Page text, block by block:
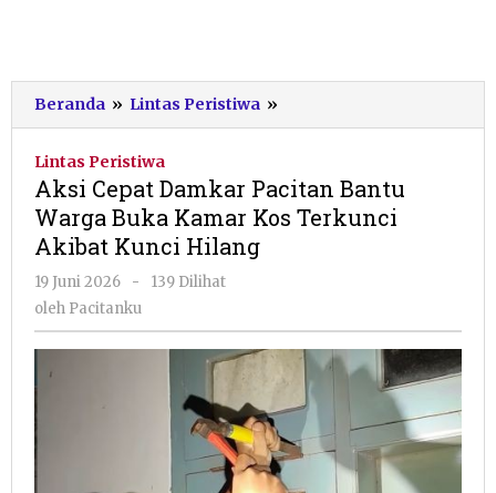
Beranda » Lintas Peristiwa »
Cepat
Bantu
Warga
Akibat
Kunci
Hilang
Lintas Peristiwa
Aksi Cepat Damkar Pacitan Bantu
Warga Buka Kamar Kos Terkunci
Akibat Kunci Hilang
19 Juni 2026
oleh
Pacitanku
-
139 Dilihat
oleh Pacitanku